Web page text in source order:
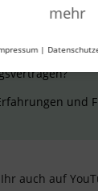
zur
Ihr
und
auch auf
mehr
|